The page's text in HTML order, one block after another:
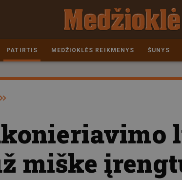
PATIRTIS MEDŽIOKLĖS REIKMENYS ŠUNYS
miške